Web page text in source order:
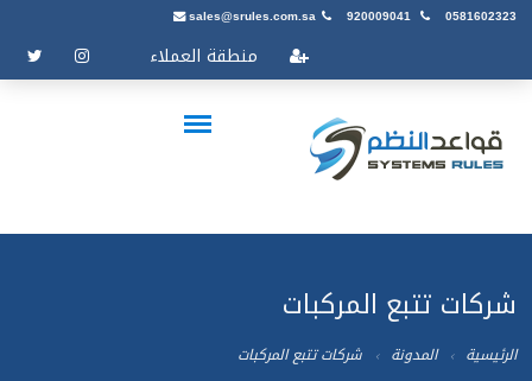
sales@srules.com.sa 920009041 0581602323
منطقة العملاء
شركات تتبع المركبات
الرئيسية المدونة شركات تتبع المركبات